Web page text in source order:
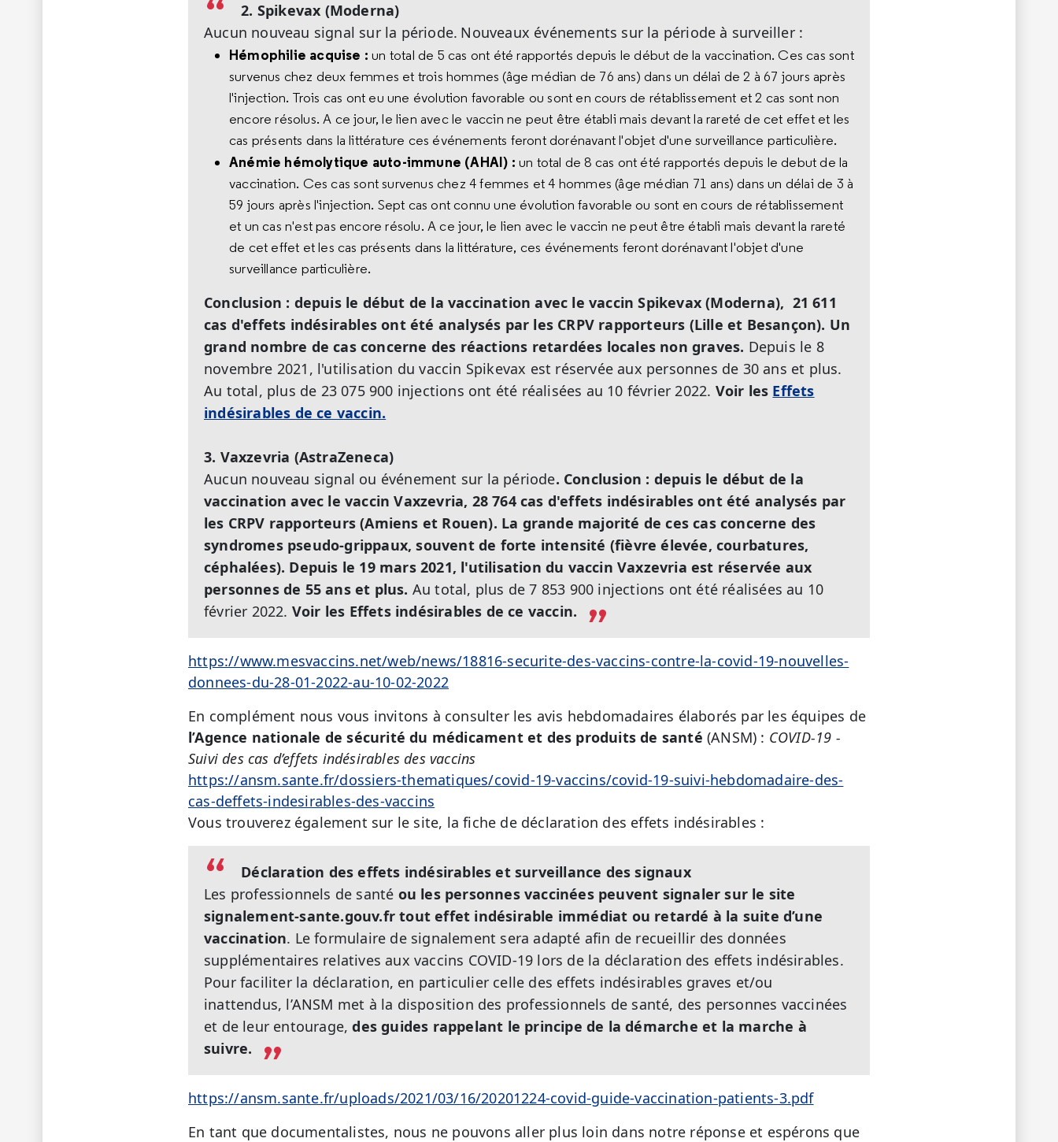
2. Spikevax (Moderna)
Aucun nouveau signal sur la période. Nouveaux événements sur la période à surveiller :
Hémophilie acquise :un total de 5 cas ont été rapportés depuis le début de la vaccination. Ces cas sont
survenus chez deux femmes et trois hommes (âge médian de 76 ans) dans un délai de 2 à 67 jours après
l'injection. Trois cas ont eu une évolution favorable ou sont en cours de rétablissement et 2 cas sont non
encore résolus. A ce jour, le lien avec le vaccin ne peut être établi mais devant la rareté de cet effet et les
cas présents dans la littérature ces événements feront dorénavant l'objet d'une surveillance particulière.
Anémie hémolytique auto-immune (AHAI) : un total de 8 cas ont été rapportés depuis le debut de la
vaccination. Ces cas sont survenus chez 4 femmes et 4 hommes (âge médian 71 ans) dans un délai de 3 à
59 jours après l'injection. Sept cas ont connu une évolution favorable ou sont en cours de rétablissement
et un cas n'est pas encore résolu. A ce jour, le lien avec le vaccin ne peut être établi mais devant la rareté
de cet effet et les cas présents dans la littérature, ces événements feront dorénavant l'objet d'une
surveillance particulière.
Conclusion : depuis le début de la vaccination avec le vaccin Spikevax (Moderna), 21 611
cas d'effets indésirables ont été analysés par les CRPV rapporteurs (Lille et Besançon). Un
grand nombre de cas concerne des réactions retardées locales non graves. Depuis le 8
novembre 2021, l'utilisation du vaccin Spikevax est réservée aux personnes de 30 ans et plus.
Au total, plus de 23 075 900 injections ont été réalisées au 10 février 2022. Voir les Effets
indésirables de ce vaccin.
3. Vaxzevria (AstraZeneca)
Aucun nouveau signal ou événement sur la période. Conclusion : depuis le début de la
vaccination avec le vaccin Vaxzevria, 28 764 cas d'effets indésirables ont été analysés par
les CRPV rapporteurs (Amiens et Rouen). La grande majorité de ces cas concerne des
syndromes pseudo-grippaux, souvent de forte intensité (fièvre élevée, courbatures,
céphalées). Depuis le 19 mars 2021, l'utilisation du vaccin Vaxzevria est réservée aux
personnes de 55 ans et plus. Au total, plus de 7 853 900 injections ont été réalisées au 10
février 2022. Voir les Effets indésirables de ce vaccin.
https://www.mesvaccins.net/web/news/18816-securite-des-vaccins-contre-la-covid-19-nouvelles-
donnees-du-28-01-2022-au-10-02-2022
En complément nous vous invitons à consulter les avis hebdomadaires élaborés par les équipes de
l’Agence nationale de sécurité du médicament et des produits de santé (ANSM) : COVID-19 -
Suivi des cas d’effets indésirables des vaccins
https://ansm.sante.fr/dossiers-thematiques/covid-19-vaccins/covid-19-suivi-hebdomadaire-des-
cas-deffets-indesirables-des-vaccins
Vous trouverez également sur le site, la fiche de déclaration des effets indésirables :
Déclaration des effets indésirables et surveillance des signaux
Les professionnels de santé ou les personnes vaccinées peuvent signaler sur le site
signalement-sante.gouv.fr tout effet indésirable immédiat ou retardé à la suite d’une
vaccination. Le formulaire de signalement sera adapté afin de recueillir des données
supplémentaires relatives aux vaccins COVID-19 lors de la déclaration des effets indésirables.
Pour faciliter la déclaration, en particulier celle des effets indésirables graves et/ou
inattendus, l’ANSM met à la disposition des professionnels de santé, des personnes vaccinées
et de leur entourage,des guides rappelant le principe de la démarche et la marche à
suivre.
https://ansm.sante.fr/uploads/2021/03/16/20201224-covid-guide-vaccination-patients-3.pdf
En tant que documentalistes, nous ne pouvons aller plus loin dans notre réponse et espérons que